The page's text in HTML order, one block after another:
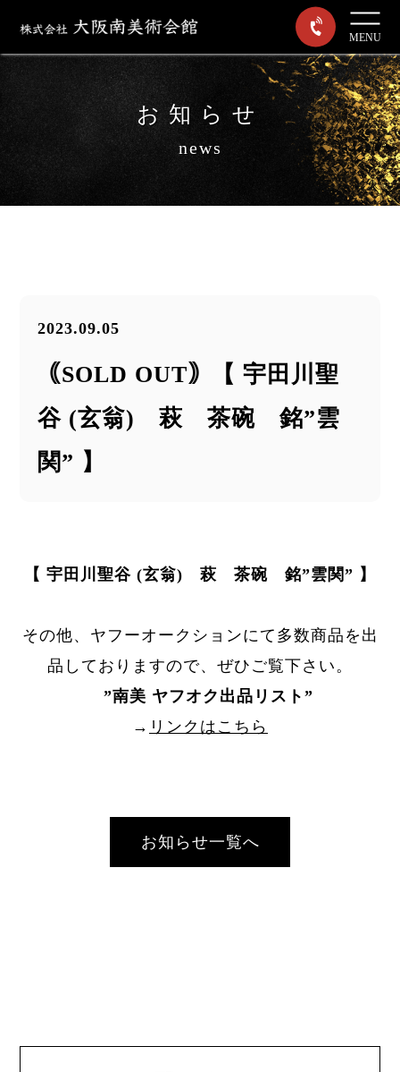
MENU
お知らせ
news
2023.09.05
｟SOLD OUT｠【 宇田川聖
谷 (玄翁) 萩 茶碗 銘”雲
関” 】
【 宇田川聖谷 (玄翁) 萩 茶碗 銘”雲関” 】
その他、ヤフーオークションにて多数商品を出
品しておりますので、ぜひご覧下さい。
”南美 ヤフオク出品リスト ”
→ リンクはこちら
お知らせ一覧へ